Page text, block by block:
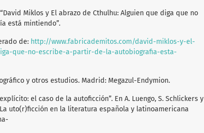
Miklos y El abrazo de Cthulhu: Alguien que diga que no
está mintiendo”.
de: http://www.fabricademitos.com/david-miklos-y-el-
que-no-escribe-a-partir-de-la-autobiografia-esta-
y otros estudios. Madrid: Megazul-Endymion.
el caso de la autoficción”. En A. Luengo, S. Schlickers y
uto(r)ficción en la literatura española y latinoamericana